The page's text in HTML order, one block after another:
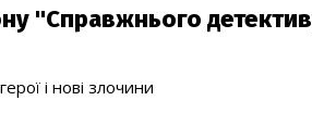
"Справжнього
і нові злочини